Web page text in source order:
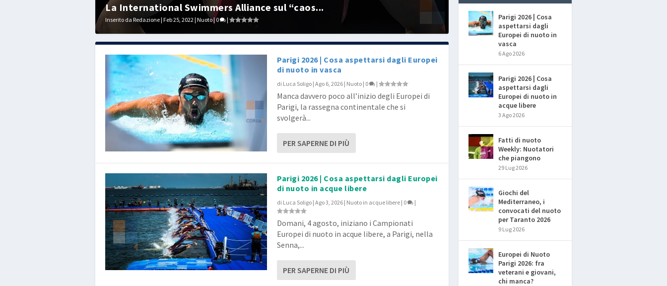
La International Swimmers Alliance sul “caos...
Inserito da Redazione| Feb 25, 2022 | Nuoto |0 |
Parigi 2026 | Cosa aspettarsi dagli Europei
di nuoto in vasca
di Luca Soligo | Ago 6, 2026 | Nuoto | 0 |
Manca davvero poco all’inizio degli Europei di
Parigi, la rassegna continentale che si
svolgerà...
PER SAPERNE DI PIÙ
Parigi 2026 | Cosa aspettarsi dagli Europei
di nuoto in acque libere
di Luca Soligo | Ago 3, 2026 | Nuoto in acque libere | 0 |
Domani, 4 agosto, iniziano i Campionati
Europei di nuoto in acque libere, a Parigi, nella
Senna,...
PER SAPERNE DI PIÙ
Parigi 2026 | Cosa
aspettarsi dagli
Europei di nuoto in
vasca
6 Ago 2026
Parigi 2026 | Cosa
aspettarsi dagli
Europei di nuoto in
acque libere
3 Ago 2026
Fatti di nuoto
Weekly: Nuotatori
che piangono
29 Lug 2026
Giochi del
Mediterraneo, i
convocati del nuoto
per Taranto 2026
9 Lug 2026
Europei di Nuoto
Parigi 2026: fra
veterani e giovani,
chi manca?